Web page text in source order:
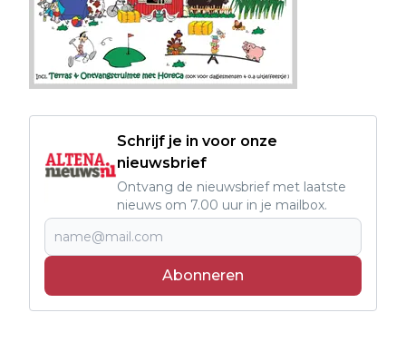
Schrijf je in voor onze
nieuwsbrief
Ontvang de nieuwsbrief met laatste
nieuws om 7.00 uur in je mailbox.
Abonneren